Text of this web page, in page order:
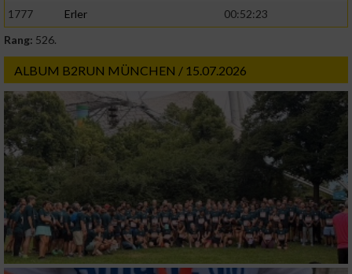
1777
Erler
00:52:23
Rang: 526.
ALBUM B2RUN MÜNCHEN / 15.07.2026